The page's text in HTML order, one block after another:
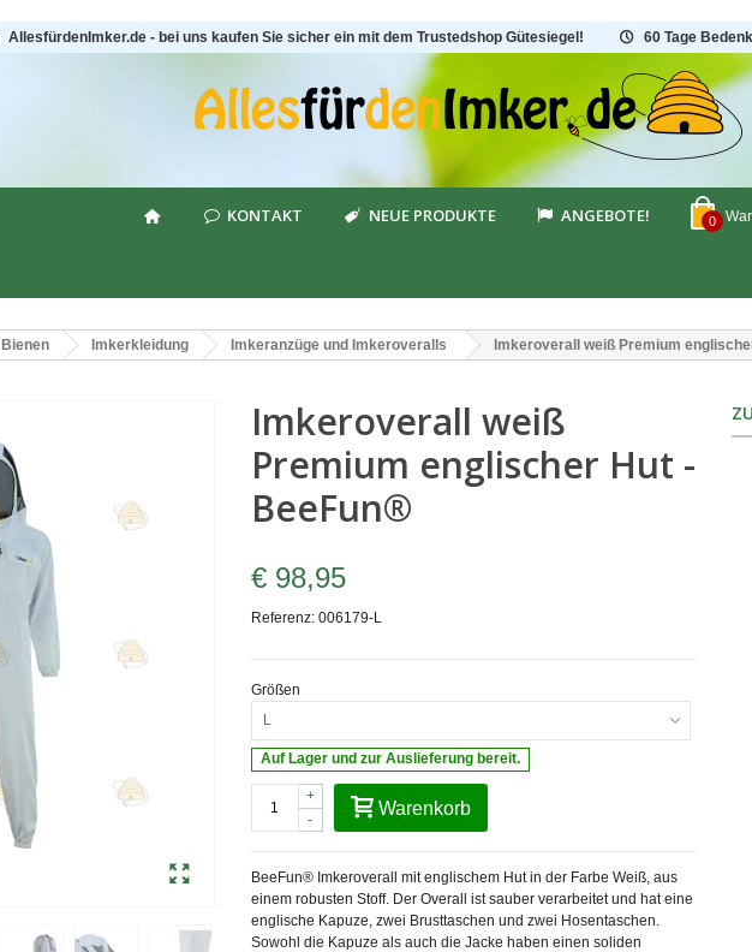
AllesfürdenImker.de - bei uns kaufen Sie sicher ein mit dem Trustedshop Gütesiegel!
60 Tage
0
KONTAKT NEUE PRODUKTE ANGEBOTE!
Imkerkleidung Imkeranzüge und Imkeroveralls Imkeroverall weiß Premium
Imkeroverall weiß
Premium englischer Hut -
BeeFun®
€ 98,95
Referenz: 006179-L
Größen
L
Auf Lager und zur Auslieferung bereit.
-
+
Warenkorb
BeeFun® Imkeroverall mit englischem Hut in der Farbe Weiß, aus
einem robusten Stoff. Der Overall ist sauber verarbeitet und hat eine
englische Kapuze, zwei Brusttaschen und zwei Hosentaschen.
Sowohl die Kapuze als auch die Jacke haben einen soliden